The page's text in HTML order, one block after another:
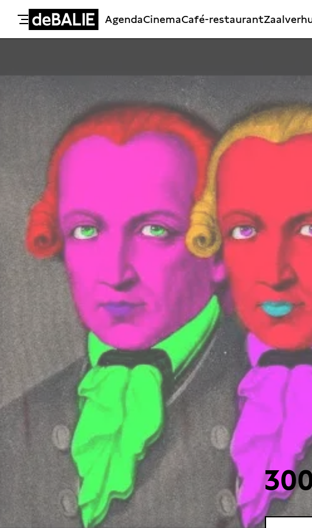
De Balie
AgendaCinemaCafé-restaurant